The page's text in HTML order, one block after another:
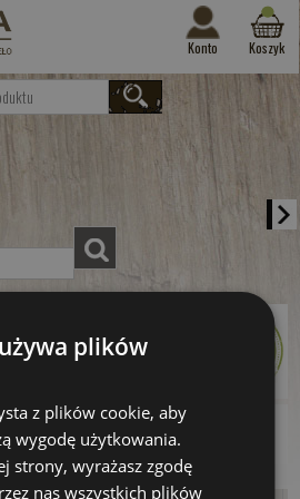
Konto Koszyk
plików
z plików cookie, aby
wygodę użytkowania.
strony, wyrażasz zgodę
nas wszystkich plików